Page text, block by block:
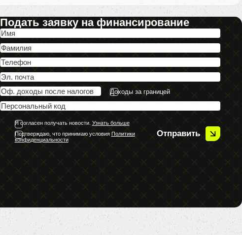
Подать заявку на финансирование
Доходы за границей
Я согласен получать новости. Узнать больше
Подтверждаю, что принимаю условия Политики
конфиденциальности
Отправить